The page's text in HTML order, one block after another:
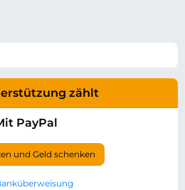
zählt
PayPal
und Geld schenken